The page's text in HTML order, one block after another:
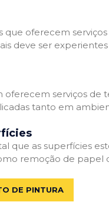
que oferecem
deve ser
serviços
tanto em
que as superfícies
remoção de papel
DE PINTURA